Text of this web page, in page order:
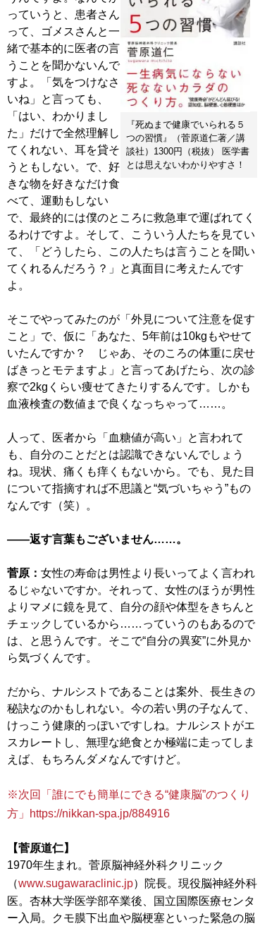
『死ぬまで健康でいられる５
つの習慣』（菅原道仁著／講
談社）1300円（税抜） 医学書
とは思えないわかりやすさ！
っていうと、患者さん
って、ゴメスさんと一
緒で基本的に医者の言
うことを聞かないんで
すよ。「気をつけなさ
いね」と言っても、
「はい、わかりまし
た」だけで全然理解し
てくれない、耳を貸そ
うともしない。で、好
きな物を好きなだけ食
べて、運動もしない
で、最終的には僕のところに救急車で運ばれてく
るわけですよ。そして、こういう人たちを見てい
て、「どうしたら、この人たちは言うことを聞い
てくれるんだろう？」と真面目に考えたんです
よ。
そこでやってみたのが「外見について注意を促す
こと」で、仮に「あなた、5年前は10kgもやせて
いたんですか？ じゃあ、そのころの体重に戻せ
ばきっとモテますよ」と言ってあげたら、次の診
察で2kgくらい痩せてきたりするんです。しかも
血液検査の数値まで良くなっちゃって……。
人って、医者から「血糖値が高い」と言われて
も、自分のことだとは認識できないんでしょう
ね。現状、痛くも痒くもないから。でも、見た目
について指摘すれば不思議と“気づいちゃう”もの
なんです（笑）。
――返す言葉もございません……。
菅原： 女性の寿命は男性より長いってよく言われ
るじゃないですか。それって、女性のほうが男性
よりマメに鏡を見て、自分の顔や体型をきちんと
チェックしているから……っていうのもあるので
は、と思うんです。そこで“自分の異変”に外見か
ら気づくんです。
だから、ナルシストであることは案外、長生きの
秘訣なのかもしれない。今の若い男の子なんて、
けっこう健康的っぽいですしね。ナルシストがエ
スカレートし、無理な絶食とか極端に走ってしま
えば、もちろんダメなんですけど。
※次回「誰にでも簡単にできる“健康脳”のつくり
方」https://nikkan-spa.jp/884916
【菅原道仁】
1970年生まれ。菅原脳神経外科クリニック
（www.sugawaraclinic.jp）院長。現役脳神経外科
医。杏林大学医学部卒業後、国立国際医療センタ
ー入局。クモ膜下出血や脳梗塞といった緊急の脳